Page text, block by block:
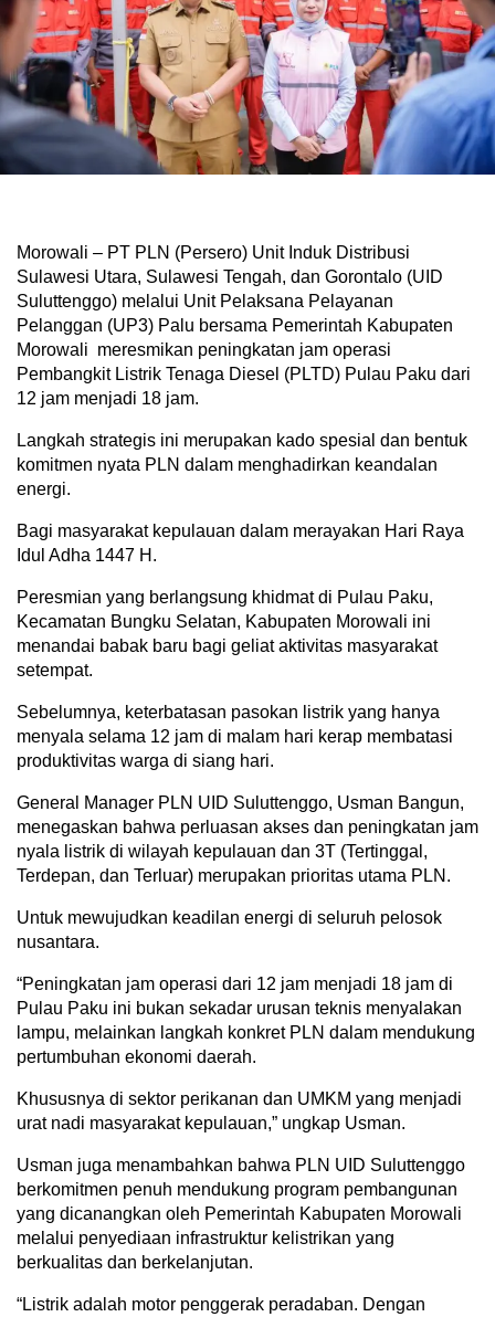
Morowali – PT PLN (Persero) Unit Induk Distribusi
Sulawesi Utara, Sulawesi Tengah, dan Gorontalo (UID
Suluttenggo) melalui Unit Pelaksana Pelayanan
Pelanggan (UP3) Palu bersama Pemerintah Kabupaten
Morowali meresmikan peningkatan jam operasi
Pembangkit Listrik Tenaga Diesel (PLTD) Pulau Paku dari
12 jam menjadi 18 jam.
Langkah strategis ini merupakan kado spesial dan bentuk
komitmen nyata PLN dalam menghadirkan keandalan
energi.
Bagi masyarakat kepulauan dalam merayakan Hari Raya
Idul Adha 1447 H.
Peresmian yang berlangsung khidmat di Pulau Paku,
Kecamatan Bungku Selatan, Kabupaten Morowali ini
menandai babak baru bagi geliat aktivitas masyarakat
setempat.
Sebelumnya, keterbatasan pasokan listrik yang hanya
menyala selama 12 jam di malam hari kerap membatasi
produktivitas warga di siang hari.
General Manager PLN UID Suluttenggo, Usman Bangun,
menegaskan bahwa perluasan akses dan peningkatan jam
nyala listrik di wilayah kepulauan dan 3T (Tertinggal,
Terdepan, dan Terluar) merupakan prioritas utama PLN.
Untuk mewujudkan keadilan energi di seluruh pelosok
nusantara.
“Peningkatan jam operasi dari 12 jam menjadi 18 jam di
Pulau Paku ini bukan sekadar urusan teknis menyalakan
lampu, melainkan langkah konkret PLN dalam mendukung
pertumbuhan ekonomi daerah.
Khususnya di sektor perikanan dan UMKM yang menjadi
urat nadi masyarakat kepulauan,” ungkap Usman.
Usman juga menambahkan bahwa PLN UID Suluttenggo
berkomitmen penuh mendukung program pembangunan
yang dicanangkan oleh Pemerintah Kabupaten Morowali
melalui penyediaan infrastruktur kelistrikan yang
berkualitas dan berkelanjutan.
“Listrik adalah motor penggerak peradaban. Dengan